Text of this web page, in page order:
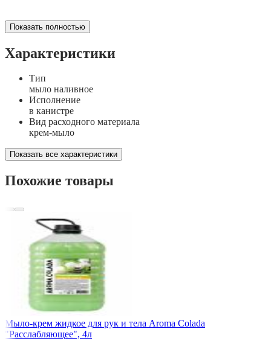
Показать полностью
Характеристики
Тип
мыло наливное
Исполнение
в канистре
Вид расходного материала
крем-мыло
Показать все характеристики
Похожие товары
Мыло-крем жидкое для рук и тела Aroma Colada
"Расслабляющее", 4л